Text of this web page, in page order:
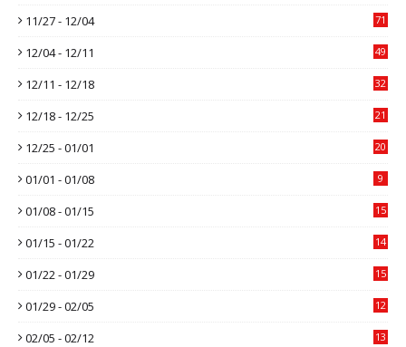
11/27 - 12/04 71
12/04 - 12/11 49
12/11 - 12/18 32
12/18 - 12/25 21
12/25 - 01/01 20
01/01 - 01/08 9
01/08 - 01/15 15
01/15 - 01/22 14
01/22 - 01/29 15
01/29 - 02/05 12
02/05 - 02/12 13